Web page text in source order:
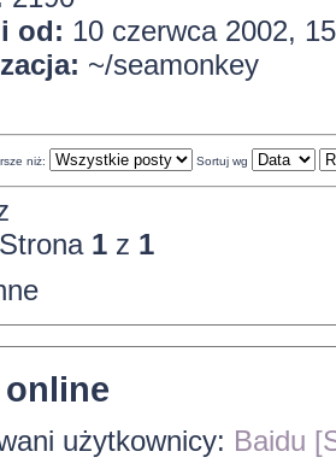
od: 10 czerwca 2002,
~/seamonkey
niż: Sortuj wg
1z 1
użytkownicy: Baidu